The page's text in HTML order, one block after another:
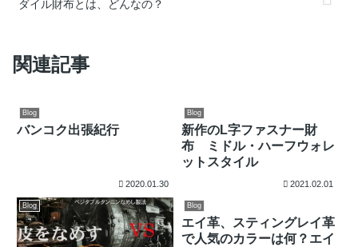
ダイル財布とは、どんなの？
関連記事
Blog
バンコク出張紀行
2020.01.30
Blog
新作のL字ファスナー財
布 ミドル・ハーフウォレ
ットスタイル
2021.02.01
Blog Blog
エイ革、スティングレイ革
で人気のカラーは何？エイ